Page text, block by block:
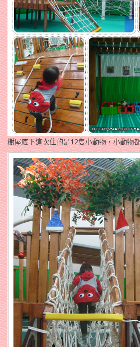
樹屋底下這次住的是12隻小動物，小動物